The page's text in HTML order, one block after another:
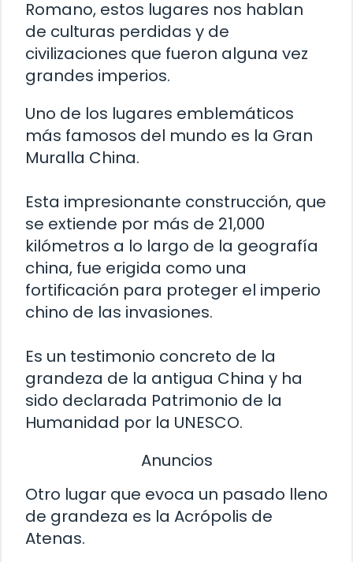
Romano, estos lugares nos hablan
de culturas perdidas y de
civilizaciones que fueron alguna vez
grandes imperios.
Uno de los lugares emblemáticos
más famosos del mundo es la Gran
Muralla China.
Esta impresionante construcción, que
se extiende por más de 21,000
kilómetros a lo largo de la geografía
china, fue erigida como una
fortificación para proteger el imperio
chino de las invasiones.
Es un testimonio concreto de la
grandeza de la antigua China y ha
sido declarada Patrimonio de la
Humanidad por la UNESCO.
Anuncios
Otro lugar que evoca un pasado lleno
de grandeza es la Acrópolis de
Atenas.